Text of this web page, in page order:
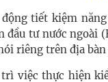
tiết kiệm
đầu tư nước
riêng trên địa
trì việc thực hiện